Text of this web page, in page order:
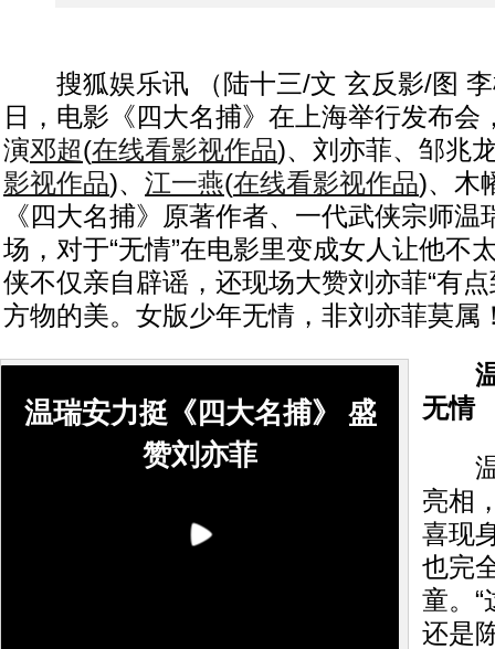
搜狐娱乐讯 （陆十三/文 玄反影/图 李
日，电影《四大名捕》在上海举行发布会
演邓超(在线看影视作品)、刘亦菲、邹兆
影视作品)、 江一燕(在线看影视作品)、木
《四大名捕》原著作者、一代武侠宗师温
场，对于“无情”在电影里变成女人让他不
侠不仅亲自辟谣，还现场大赞刘亦菲“有
方物的美。女版少年无情，非刘亦菲莫属
温瑞安力挺《四大名捕》 盛
赞刘亦菲
无情
温
亮相
喜现
也完
童。“
还是